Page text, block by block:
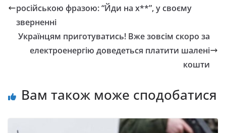
російською фразою: “Йди на х**”, у своєму
зверненні
Українцям приготуватись! Вже зовсім скоро за
електроенергію доведеться платити шалені
кошти
Вам також може сподобатися